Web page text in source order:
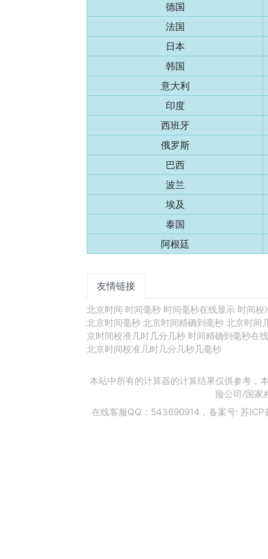
德国
法国
日本
韩国
意大利
印度
西班牙
俄罗斯
巴西
波兰
埃及
泰国
阿根廷
友情链接
北京时间 时间毫秒 时间毫秒在线显示 时间校
北京时间毫秒 北京时间精确到毫秒 北京时间
京时间校准几时几分几秒 时间精确到毫秒在
北京时间校准几时几分几秒几毫秒
本站中所有的计算器的计算结果仅供参考，
险公司/国家
在线客服QQ：543690914，备案号: 苏ICP